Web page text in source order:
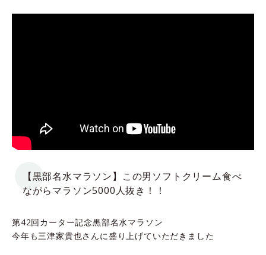
【黒部名水マラソン】この男ソフトクリーム食べ
ながらマラソン5000人抜き！！
第42回カーター記念黒部名水マラソン
今年も三津家貴也さんに盛り上げていただきました